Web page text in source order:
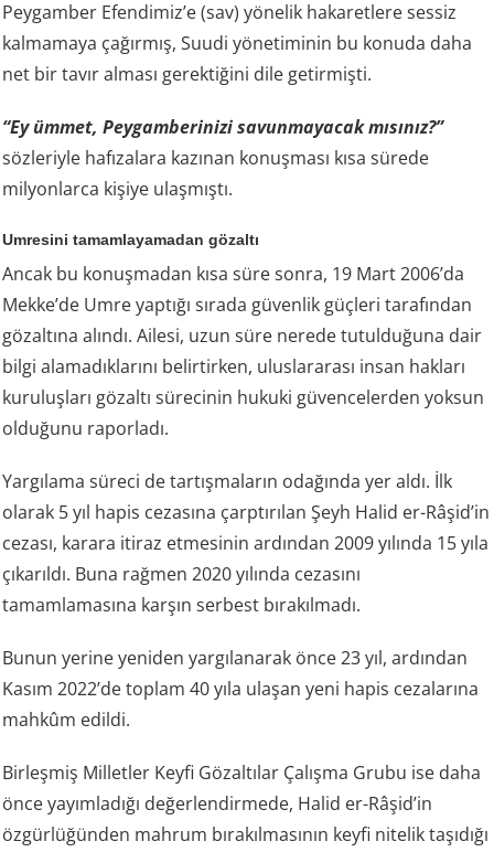
Peygamber Efendimiz’e (sav) yönelik hakaretlere sessiz
kalmamaya çağırmış, Suudi yönetiminin bu konuda daha
net bir tavır alması gerektiğini dile getirmişti.
“Ey ümmet, Peygamberinizi savunmayacak mısınız?”
sözleriyle hafızalara kazınan konuşması kısa sürede
milyonlarca kişiye ulaşmıştı.
Umresini tamamlayamadan gözaltı
Ancak bu konuşmadan kısa süre sonra, 19 Mart 2006’da
Mekke’de Umre yaptığı sırada güvenlik güçleri tarafından
gözaltına alındı. Ailesi, uzun süre nerede tutulduğuna dair
bilgi alamadıklarını belirtirken, uluslararası insan hakları
kuruluşları gözaltı sürecinin hukuki güvencelerden yoksun
olduğunu raporladı.
Yargılama süreci de tartışmaların odağında yer aldı. İlk
olarak 5 yıl hapis cezasına çarptırılan Şeyh Halid er-Râşid’in
cezası, karara itiraz etmesinin ardından 2009 yılında 15 yıla
çıkarıldı. Buna rağmen 2020 yılında cezasını
tamamlamasına karşın serbest bırakılmadı.
Bunun yerine yeniden yargılanarak önce 23 yıl, ardından
Kasım 2022’de toplam 40 yıla ulaşan yeni hapis cezalarına
mahkûm edildi.
Birleşmiş Milletler Keyfi Gözaltılar Çalışma Grubu ise daha
önce yayımladığı değerlendirmede, Halid er-Râşid’in
özgürlüğünden mahrum bırakılmasının keyfi nitelik taşıdığı